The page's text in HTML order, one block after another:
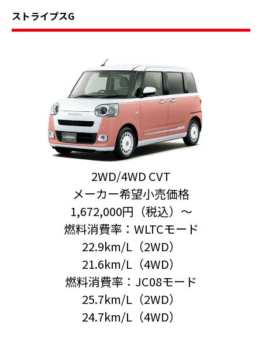
ストライプスG
2WD/4WD CVT
メーカー希望小売価格
1,672,000円（税込）〜
燃料消費率：WLTCモード
22.9km/L（2WD）
21.6km/L（4WD）
燃料消費率：JC08モード
25.7km/L（2WD）
24.7km/L（4WD）